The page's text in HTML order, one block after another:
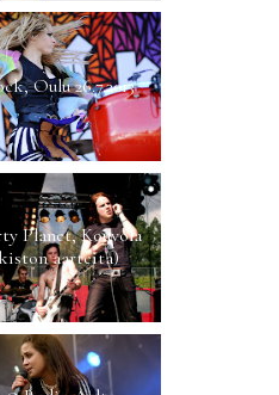
Oulu 26.7.2013
Planet, Kouvola
aarteita)